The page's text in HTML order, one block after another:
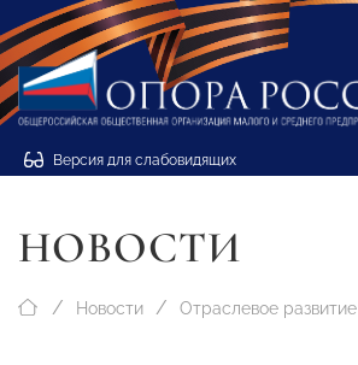
Версия для слабовидящих
НОВОСТИ
Новости Отраслевое развитие